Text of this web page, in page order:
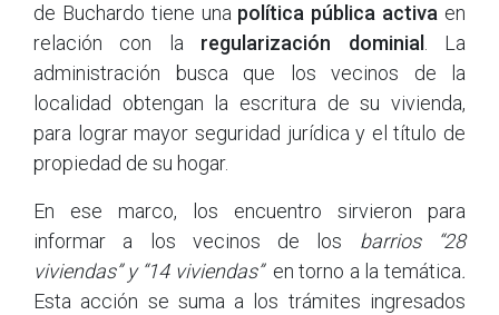
de Buchardo tiene una política pública activa en
relación con la regularización dominial
. La
administración busca que los vecinos de la
localidad obtengan la escritura de su vivienda,
para lograr mayor seguridad jurídica y el título de
propiedad de su hogar.
En ese marco, los encuentro sirvieron para
informar a los vecinos de los barrios “28
viviendas” y “14 viviendas” en torno a la temática.
Esta acción se suma a los trámites ingresados